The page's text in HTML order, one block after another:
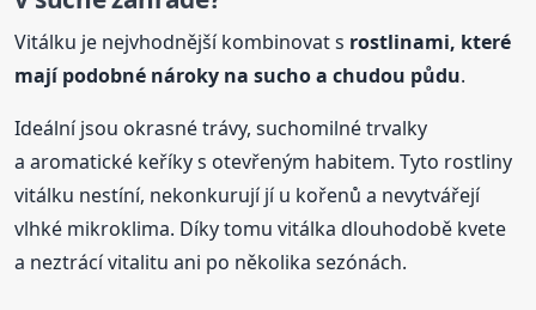
Vitálku je nejvhodnější kombinovat s rostlinami, které
mají podobné nároky na sucho a chudou půdu.
Ideální jsou okrasné trávy, suchomilné trvalky
a aromatické keříky s otevřeným habitem. Tyto rostliny
vitálku nestíní, nekonkurují jí u kořenů a nevytvářejí
vlhké mikroklima. Díky tomu vitálka dlouhodobě kvete
a neztrácí vitalitu ani po několika sezónách.